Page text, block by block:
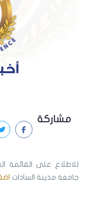
مشاركة
للاطلاع على القائمة
جامعة مدينة السادات